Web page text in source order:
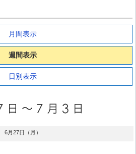
月間表示
週間表示
日別表示
6月27日（月）